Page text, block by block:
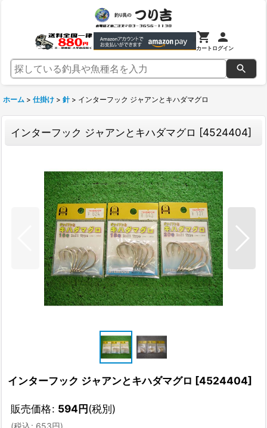
カートログイン
ホーム > 仕掛け > 針 > インターフック ジャアンとキハダマグロ
インターフック ジャアンとキハダマグロ [4524404]
インターフック ジャアンとキハダマグロ [4524404]
販売価格: 594円(税別)
(税込: 653円)